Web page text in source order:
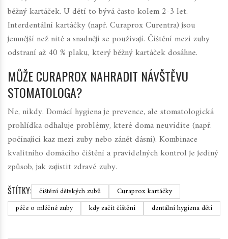
běžný kartáček. U dětí to bývá často kolem 2-3 let.
Interdentální kartáčky (např. Curaprox Curentra) jsou
jemnější než nitě a snadněji se používají. Čištění mezi zuby
odstraní až 40 % plaku, který běžný kartáček dosáhne.
MŮŽE CURAPROX NAHRADIT NÁVŠTĚVU
STOMATOLOGA?
Ne, nikdy. Domácí hygiena je prevence, ale stomatologická
prohlídka odhaluje problémy, které doma neuvidíte (např.
počínající kaz mezi zuby nebo zánět dásní). Kombinace
kvalitního domácího čištění a pravidelných kontrol je jediný
způsob, jak zajistit zdravé zuby.
ŠTÍTKY: čištění dětských zubů
Curaprox kartáčky
péče o mléčné zuby
kdy začít čištění dentální hygiena dětí